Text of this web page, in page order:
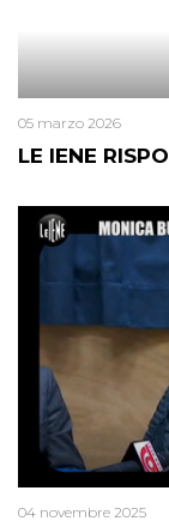
LE IENE
05 marzo 2026
04 novembre 2025